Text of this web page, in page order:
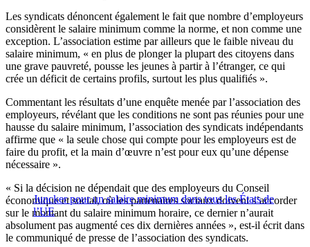
Les syndicats dénoncent également le fait que nombre d’employeurs
considèrent le salaire minimum comme la norme, et non comme une
exception. L’association estime par ailleurs que le faible niveau du
salaire minimum, « en plus de plonger la plupart des citoyens dans
une grave pauvreté, pousse les jeunes à partir à l’étranger, ce qui
crée un déficit de certains profils, surtout les plus qualifiés ».
Commentant les résultats d’une enquête menée par l’association des
employeurs, révélant que les conditions ne sont pas réunies pour une
hausse du salaire minimum, l’association des syndicats indépendants
affirme que « la seule chose qui compte pour les employeurs est de
faire du profit, et la main d’œuvre n’est pour eux qu’une dépense
nécessaire ».
Juncker pour un salaire minimum dans tous les États de
l’UE
« Si la décision ne dépendait que des employeurs du Conseil
économique et social, où les partenaires sociaux doivent s’accorder
sur le montant du salaire minimum horaire, ce dernier n’aurait
absolument pas augmenté ces dix dernières années », est-il écrit dans
le communiqué de presse de l’association des syndicats.